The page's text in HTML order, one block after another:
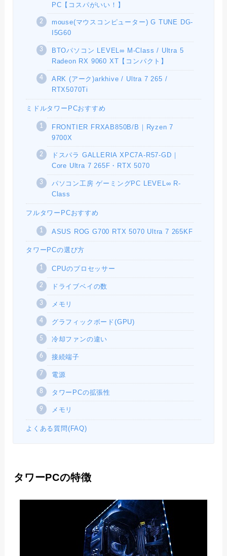
PC【コスパがいい！】
mouse(マウスコンピューター) G TUNE DG-
I5G60
BTOパソコン LEVEL∞ M-Class / Ultra 5
Radeon RX 9060 XT【コンパクト】
ARK (アーク)arkhive / Ultra 7 265 /
RTX5070Ti
ミドルタワーPCおすすめ
FRONTIER FRXAB850B/B｜Ryzen 7
9700X
ドスパラ GALLERIA XPC7A-R57-GD｜
Core Ultra 7 265F・RTX 5070
パソコン工房 ゲーミングPC LEVEL∞ R-
Class
フルタワーPCおすすめ
ASUS ROG G700 RTX 5070 Ultra 7 265KF
タワーPCの選び方
CPUのプロセッサー
ドライブベイの数
メモリ
グラフィックボード(GPU)
冷却ファンの違い
接続端子
電源
タワーPCの拡張性
メモリ
よくある質問(FAQ)
タワーPCの特徴